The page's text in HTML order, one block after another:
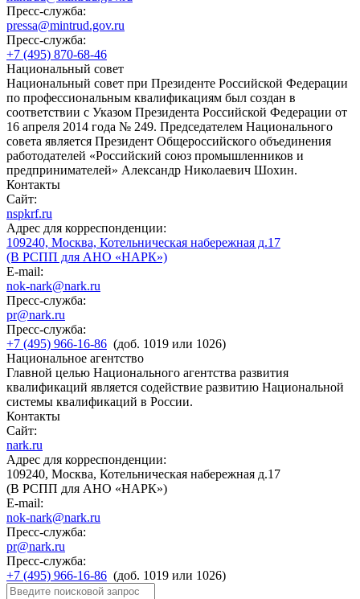
Пресс-служба:
pressa@mintrud.gov.ru
Пресс-служба:
+7 (495) 870-68-46
Национальный совет
Национальный совет при Президенте Российской Федерации
по профессиональным квалификациям был создан в
соответствии с Указом Президента Российской Федерации от
16 апреля 2014 года № 249. Председателем Национального
совета является Президент Общероссийского объединения
работодателей «Российский союз промышленников и
предпринимателей» Александр Николаевич Шохин.
Контакты
Сайт:
nspkrf.ru
Адрес для корреспонденции:
109240, Москва, Котельническая набережная д.17
(В РСПП для АНО «НАРК»)
E-mail:
nok-nark@nark.ru
Пресс-служба:
pr@nark.ru
Пресс-служба:
+7 (495) 966-16-86 (доб. 1019 или 1026)
Национальное агентство
Главной целью Национального агентства развития
квалификаций является содействие развитию Национальной
системы квалификаций в России.
Контакты
Сайт:
nark.ru
Адрес для корреспонденции:
109240, Москва, Котельническая набережная д.17
(В РСПП для АНО «НАРК»)
E-mail:
nok-nark@nark.ru
Пресс-служба:
pr@nark.ru
Пресс-служба:
+7 (495) 966-16-86 (доб. 1019 или 1026)